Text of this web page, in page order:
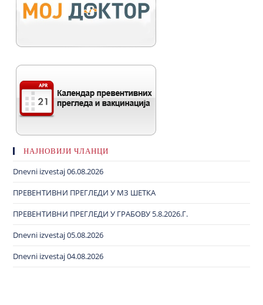
НАЈНОВИЈИ ЧЛАНЦИ
Dnevni izvestaj 06.08.2026
ПРЕВЕНТИВНИ ПРЕГЛЕДИ У МЗ ШЕТКА
ПРЕВЕНТИВНИ ПРЕГЛЕДИ У ГРАБОВУ 5.8.2026.Г.
Dnevni izvestaj 05.08.2026
Dnevni izvestaj 04.08.2026